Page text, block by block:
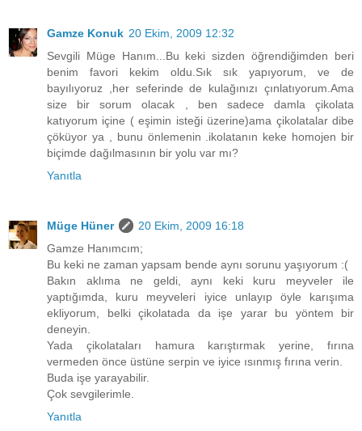
Gamze Konuk 20 Ekim, 2009 12:32
Sevgili Müge Hanım...Bu keki sizden öğrendiğimden beri
benim favori kekim oldu.Sık sık yapıyorum, ve de
bayılıyoruz ,her seferinde de kulağınızı çınlatıyorum.Ama
size bir sorum olacak , ben sadece damla çikolata
katıyorum içine ( eşimin isteği üzerine)ama çikolatalar dibe
çöküyor ya , bunu önlemenin .ikolatanın keke homojen bir
biçimde dağılmasının bir yolu var mı?
Yanıtla
Müge Hüner
20 Ekim, 2009 16:18
Gamze Hanımcım;
Bu keki ne zaman yapsam bende aynı sorunu yaşıyorum :(
Bakın aklıma ne geldi, aynı keki kuru meyveler ile
yaptığımda, kuru meyveleri iyice unlayıp öyle karışıma
ekliyorum, belki çikolatada da işe yarar bu yöntem bir
deneyin.
Yada çikolataları hamura karıştırmak yerine, fırına
vermeden önce üstüne serpin ve iyice ısınmış fırına verin.
Buda işe yarayabilir.
Çok sevgilerimle.
Yanıtla